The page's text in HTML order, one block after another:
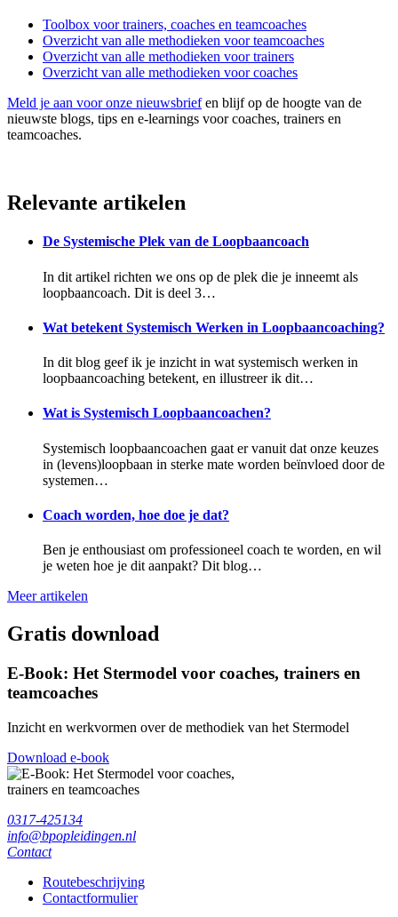
Toolbox voor trainers, coaches en teamcoaches
Overzicht van alle methodieken voor teamcoaches
Overzicht van alle methodieken voor trainers
Overzicht van alle methodieken voor coaches
Meld je aan voor onze nieuwsbriefen blijf op de hoogte van de
nieuwste blogs, tips en e-learnings voor coaches, trainers en
teamcoaches.
Relevante artikelen
De Systemische Plek van de Loopbaancoach
In dit artikel richten we ons op de plek die je inneemt als
loopbaancoach. Dit is deel 3…
Wat betekent Systemisch Werken in Loopbaancoaching?
In dit blog geef ik je inzicht in wat systemisch werken in
loopbaancoaching betekent, en illustreer ik dit…
Wat is Systemisch Loopbaancoachen?
Systemisch loopbaancoachen gaat er vanuit dat onze keuzes
in (levens)loopbaan in sterke mate worden beïnvloed door de
systemen…
Coach worden, hoe doe je dat?
Ben je enthousiast om professioneel coach te worden, en wil
je weten hoe je dit aanpakt? Dit blog…
Meer artikelen
Gratis download
E-Book: Het Stermodel voor coaches, trainers en
teamcoaches
Inzicht en werkvormen over de methodiek van het Stermodel
Download e-book
0317-425134
info@bpopleidingen.nl
Contact
Routebeschrijving
Contactformulier